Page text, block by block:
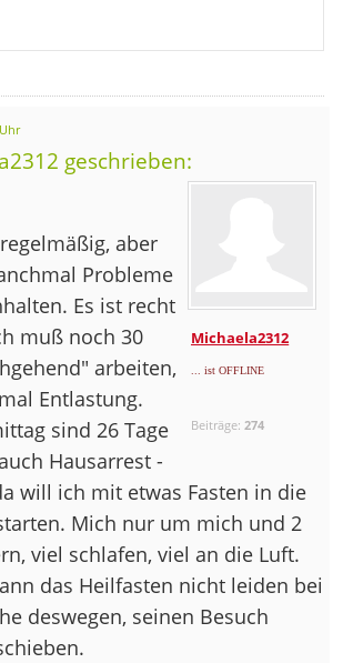
geschrieben:
Michaela2312
... ist OFFLINE
Beiträge: 274
aber
Probleme
Es ist recht
muß noch 30
arbeiten,
Entlastung.
sind 26 Tage
Hausarrest -
will ich mit etwas Fasten in die
Mich nur um mich und 2
viel schlafen, viel an die Luft.
das Heilfasten nicht leiden bei
deswegen, seinen Besuch